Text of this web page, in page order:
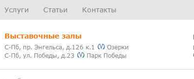
Услуги Статьи Контакты
Выставочные залы
С-Пб, пр. Энгельса, д.126 к.1
Озерки
С-Пб, ул. Победы, д.23
Парк Победы